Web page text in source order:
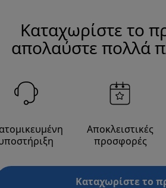
Καταχωρίστε το
απολαύστε πολλά
Αποκλειστικές
προσφορές
Καταχωρίστε το